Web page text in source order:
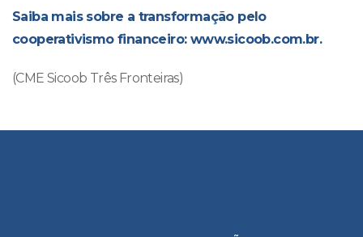
Saiba mais sobre a transformação pelo
cooperativismo financeiro: www.sicoob.com.br.
(CME Sicoob Três Fronteiras)